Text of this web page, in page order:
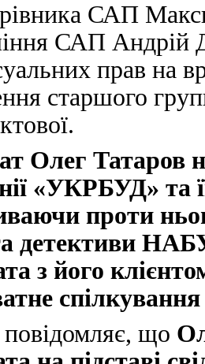
САП
САП Андрій
прав на
старшого
Олег Татаров
«УКРБУД» та
проти
детективи
з його
що